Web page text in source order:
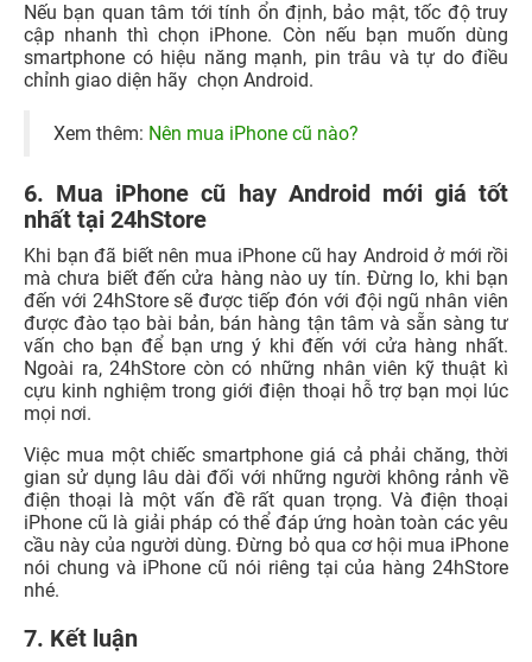
Nếu bạn quan tâm tới tính ổn định, bảo mật, tốc độ truy
cập nhanh thì chọn iPhone. Còn nếu bạn muốn dùng
smartphone có hiệu năng mạnh, pin trâu và tự do điều
chỉnh giao diện hãy chọn Android.
Xem thêm: Nên mua iPhone cũ nào?
6. Mua iPhone cũ hay Android mới giá tốt
nhất tại 24hStore
Khi bạn đã biết nên mua iPhone cũ hay Android ở mới rồi
mà chưa biết đến cửa hàng nào uy tín. Đừng lo, khi bạn
đến với 24hStore sẽ được tiếp đón với đội ngũ nhân viên
được đào tạo bài bản, bán hàng tận tâm và sẵn sàng tư
vấn cho bạn để bạn ưng ý khi đến với cửa hàng nhất.
Ngoài ra, 24hStore còn có những nhân viên kỹ thuật kì
cựu kinh nghiệm trong giới điện thoại hỗ trợ bạn mọi lúc
mọi nơi.
Việc mua một chiếc smartphone giá cả phải chăng, thời
gian sử dụng lâu dài đối với những người không rảnh về
điện thoại là một vấn đề rất quan trọng. Và điện thoại
iPhone cũ là giải pháp có thể đáp ứng hoàn toàn các yêu
cầu này của người dùng. Đừng bỏ qua cơ hội mua iPhone
nói chung và iPhone cũ nói riêng tại của hàng 24hStore
nhé.
7. Kết luận